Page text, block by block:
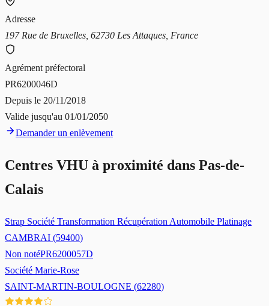
Adresse
197 Rue de Bruxelles, 62730 Les Attaques, France
Agrément préfectoral
PR6200046D
Depuis le 20/11/2018
Valide jusqu'au 01/01/2050
Demander un enlèvement
Centres VHU à proximité dans Pas-de-
Calais
Strap Société Transformation Récupération Automobile Platinage
CAMBRAI (59400)
Non notéPR6200057D
Société Marie-Rose
SAINT-MARTIN-BOULOGNE (62280)